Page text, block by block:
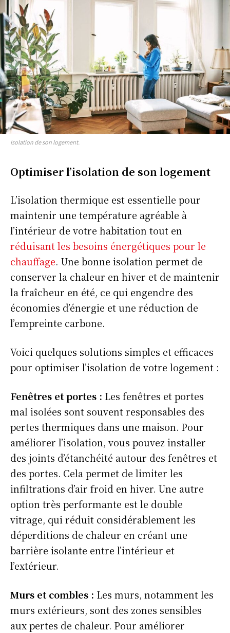
Isolation de son logement.
Optimiser l’isolation de son logement
L’isolation thermique est essentielle pour
maintenir une température agréable à
l’intérieur de votre habitation tout en
réduisant les besoins énergétiques pour le
chauffage. Une bonne isolation permet de
conserver la chaleur en hiver et de maintenir
la fraîcheur en été, ce qui engendre des
économies d’énergie et une réduction de
l’empreinte carbone.
Voici quelques solutions simples et efficaces
pour optimiser l’isolation de votre logement :
Fenêtres et portes : Les fenêtres et portes
mal isolées sont souvent responsables des
pertes thermiques dans une maison. Pour
améliorer l’isolation, vous pouvez installer
des joints d’étanchéité autour des fenêtres et
des portes. Cela permet de limiter les
infiltrations d’air froid en hiver. Une autre
option très performante est le double
vitrage, qui réduit considérablement les
déperditions de chaleur en créant une
barrière isolante entre l’intérieur et
l’extérieur.
Murs et combles : Les murs, notamment les
murs extérieurs, sont des zones sensibles
aux pertes de chaleur. Pour améliorer